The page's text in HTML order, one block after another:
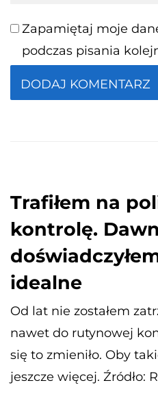
Zapamiętaj moje
podczas pisania
Trafiłem na
kontrolę.
idealne
Od lat nie zostałem
nawet do rutynowej
się to zmieniło. Oby
jeszcze więcej. Źródło: